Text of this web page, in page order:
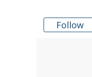
Follow